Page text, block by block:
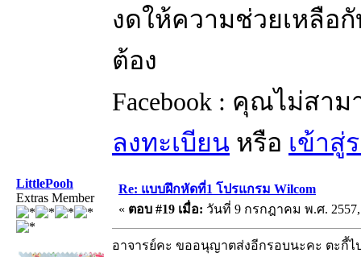
งดให้ความช่วยเหลือ
ต้อง
Facebook : คุณไม่สา
ลงทะเบียน หรือ เข้าสู่
LittlePooh
Extras Member
Re: แบบฝึกหัดที่1 โปรแกรม Wilcom
« ตอบ #19 เมื่อ: วันที่ 9 กรกฎาคม พ.ศ. 2557,
อาจารย์คะ ขออนุญาตส่งอีกรอบนะคะ ตะกี้